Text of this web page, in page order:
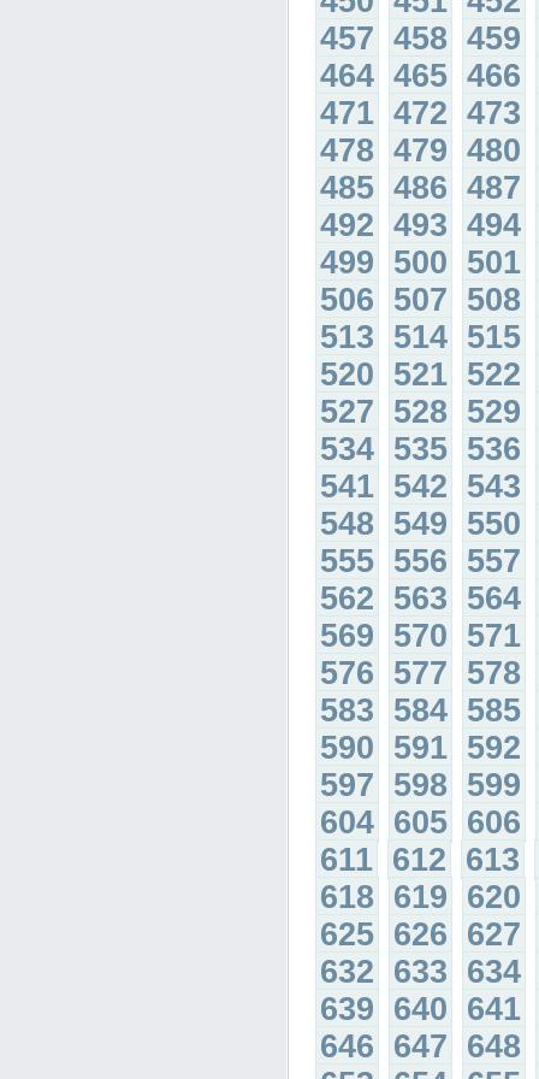
457 458 459
464 465 466
471 472 473
478 479 480
485 486 487
492 493 494
499 500 501
506 507 508
513 514 515
520 521 522
527 528 529
534 535 536
541 542 543
548 549 550
555 556 557
562 563 564
569 570 571
576 577 578
583 584 585
590 591 592
597 598 599
604 605 606
611 612 613
618 619 620
625 626 627
632 633 634
639 640 641
646 647 648